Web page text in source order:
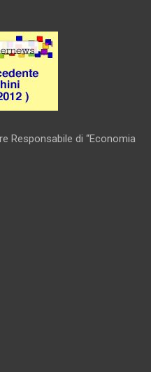
Responsabile di “Economia